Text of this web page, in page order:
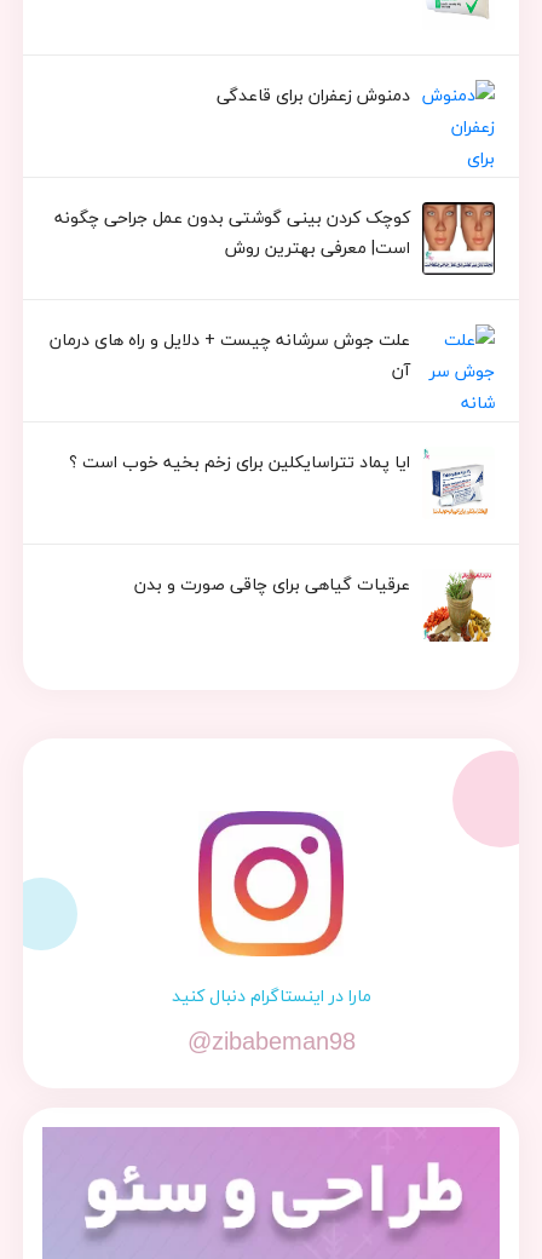
دمنوش زعفران برای قاعدگی
کوچک کردن بینی گوشتی بدون عمل جراحی چگونه
است| معرفی بهترین روش
علت جوش سرشانه چیست + دلایل و راه های درمان
آن
ایا پماد تتراسایکلین برای زخم بخیه خوب است ؟
عرقیات گیاهی برای چاقی صورت و بدن
مارا در اینستاگرام دنبال کنید
@zibabeman98